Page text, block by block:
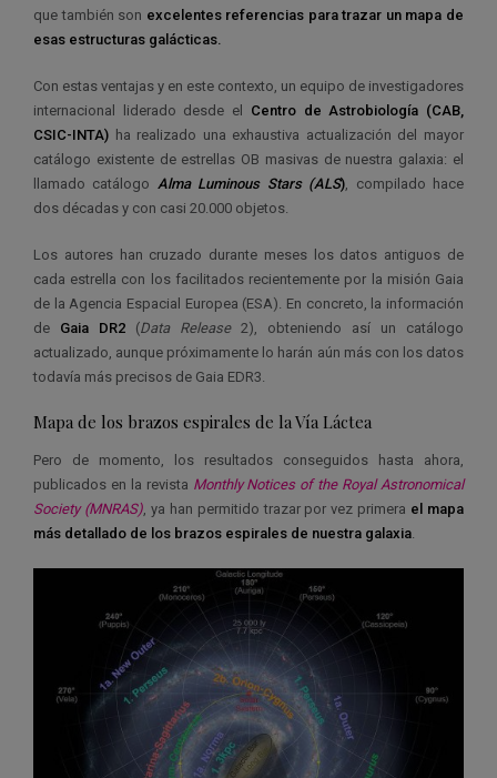
que también son excelentes referencias para trazar un mapa de
esas estructuras galácticas
Con estas ventajas y en este contexto, un equipo de investigadores
internacional liderado desde el Centro de Astrobiología (CAB,
CSIC-INTA) ha realizado una exhaustiva actualización del mayor
catálogo existente de estrellas OB masivas de nuestra galaxia: el
llamado catálogo Alma Luminous Stars (ALS) , compilado hace
dos décadas y con casi 20.000 objetos.
Los autores han cruzado durante meses los datos antiguos de
cada estrella con los facilitados recientemente por la misión Gaia
de la Agencia Espacial Europea (ESA). En concreto, la información
de Gaia DR2 (Data Release2), obteniendo así un catálogo
actualizado, aunque próximamente lo harán aún más con los datos
todavía más precisos de Gaia EDR3.
Mapa de los brazos espirales de la Vía Láctea
Pero de momento, los resultados conseguidos hasta ahora,
publicados en la revista Monthly Notices of the Royal Astronomical
Society (MNRAS), ya han permitido trazar por vez primera el mapa
más detallado de los brazos espirales de nuestra galaxia